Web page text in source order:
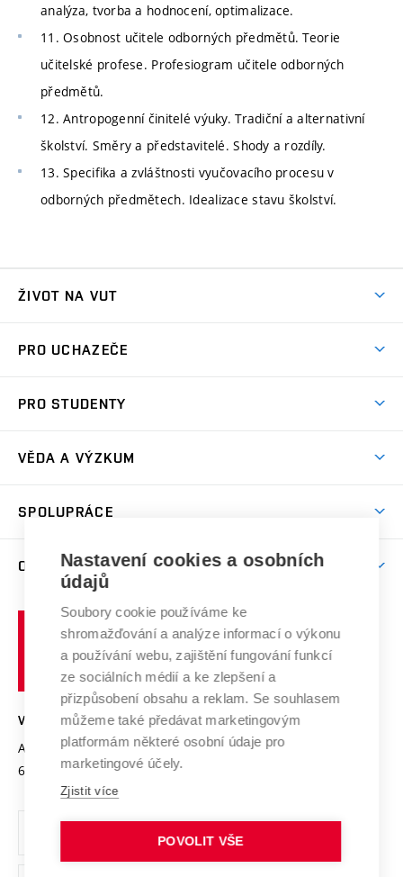
analýza, tvorba a hodnocení, optimalizace.
11. Osobnost učitele odborných předmětů. Teorie
učitelské profese. Profesiogram učitele odborných
předmětů.
12. Antropogenní činitelé výuky. Tradiční a alternativní
školství. Směry a představitelé. Shody a rozdíly.
13. Specifika a zvláštnosti vyučovacího procesu v
odborných předmětech. Idealizace stavu školství.
ŽIVOT NA VUT
Koleje
Sport na VUT
Brno
PRO UCHAZEČE
Dny otevřených dveří
Celoživotní vzdělávání
E-přihláška
PRO STUDENTY
Harmonogram akademického roku
Závěrečné práce
Doktorské studium
Zpracování osobních údajů studentů
Sociální bezpečí
Studium bez bariér
Podpora podnikání
VĚDA A VÝZKUM
Mezinárodní vědecká rada
Systém zajišťování kvality výzkumu
Výzkumné infrastruktury
Transfer znalostí
Open Science
Projekty
Projekty ze strukturálních fondů
Specifický výzkum
SPOLUPRÁCE
Zahraniční spolupráce
Spolupráce se školami
Služby univerzity
Mezinárodní dohody
Univerzitní sítě
O UNIVERZITĚ
Profil univerzity
Udržitelná univerzita
Podnikavá univerzita / ContriBUTe
Bezpečná univerzita
Vyznamenání
Organizační struktura
Ochrana osobních údajů
učení
technické
VYSOKÉ UČENÍ TECHNICKÉ V BRNĚ
Antonínská 548/1
602 00 Brno
www.vut.cz
vut@vutbr.cz
Nastavení cookies a osobních
údajů
Soubory cookie používáme ke
shromažďování a analýze informací o výkonu
a používání webu, zajištění fungování funkcí
ze sociálních médií a ke zlepšení a
přizpůsobení obsahu a reklam. Se souhlasem
můžeme také předávat marketingovým
platformám některé osobní údaje pro
marketingové účely.
Zjistit více
POVOLIT VŠE